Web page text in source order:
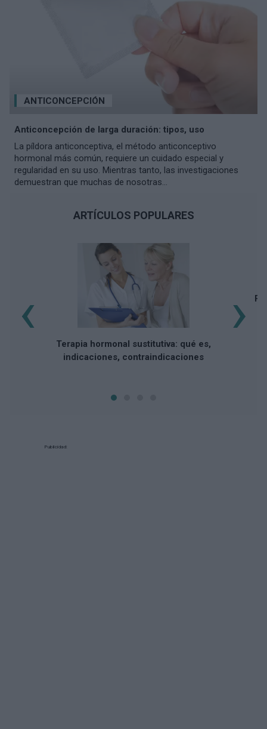
ANTICONCEPCIÓN
Anticoncepción de larga duración: tipos, uso
La píldora anticonceptiva, el método anticonceptivo
hormonal más común, requiere un cuidado especial y
regularidad en su uso. Mientras tanto, las investigaciones
demuestran que muchas de nosotras...
ARTÍCULOS POPULARES
Terapia hormonal sustitutiva: qué es,
indicaciones, contraindicaciones
‹ ›
Publicidad: